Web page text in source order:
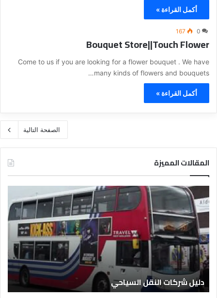
أكمل القراءة »
0
167
Bouquet Store||Touch Flower
Come to us if you are looking for a flower bouquet . We have
many kinds of flowers and bouquets…
أكمل القراءة »
الصفحة التالية
المقالات المميزة
د
ي
ا
ل
ن
ا
د
ق
دليل الفنادق المصرية